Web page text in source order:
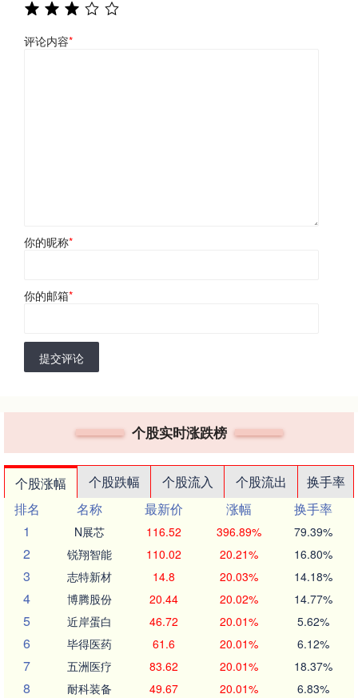
评论内容*
你的昵称*
你的邮箱*
提交评论
个股实时涨跌榜
个股涨幅 个股跌幅 个股流入 个股流出
换手率
排名
名称 最新价 涨幅
换手率
1
N展芯 116.52 396.89% 79.39%
2 锐翔智能 110.02 20.21% 16.80%
3 志特新材 14.8 20.03% 14.18%
4 博腾股份 20.44 20.02% 14.77%
5 近岸蛋白 46.72 20.01% 5.62%
6 毕得医药 61.6 20.01% 6.12%
7 五洲医疗 83.62 20.01% 18.37%
8 耐科装备 49.67 20.01% 6.83%